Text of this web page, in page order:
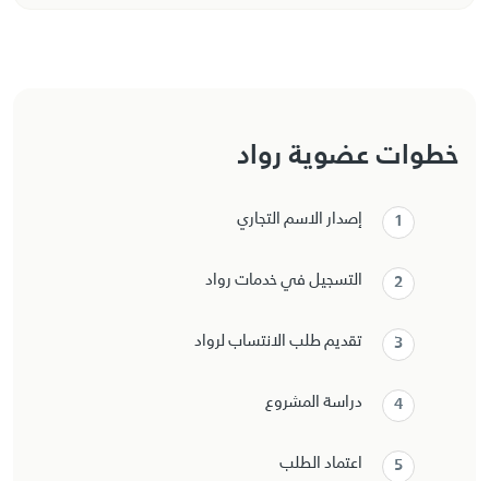
خطوات عضوية رواد
إصدار الاسم التجاري
التسجيل في خدمات رواد
تقديم طلب الانتساب لرواد
دراسة المشروع
اعتماد الطلب